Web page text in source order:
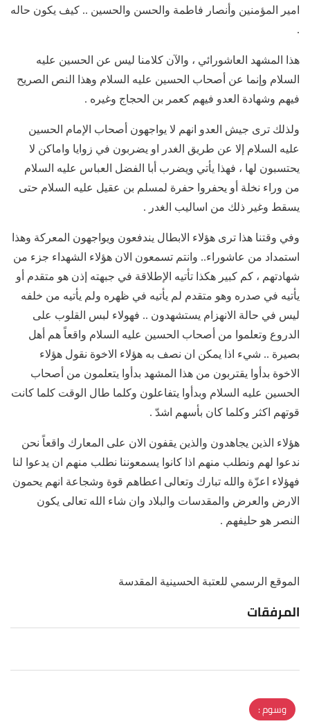
امير المؤمنين وأنصار فاطمة والحسن والحسين .. كيف يكون حاله
.
هذا المشهد العاشورائي ، والآن كلامنا ليس عن الحسين عليه
السلام وإنما عن أصحاب الحسين عليه السلام وهذا النص الصريح
فيهم وشهادة العدو فيهم كعمر بن الحجاج وغيره .
ولذلك ترى جيش العدو انهم لا يواجهون أصحاب الإمام الحسين
عليه السلام إلا عن طريق الغدر او يضربون في زوايا واماكن لا
يحتسبون لها ، فهذا يأتي ويضرب أبا الفضل العباس عليه السلام
من وراء نخلة أو يحفروا حفرة لمسلم بن عقيل عليه السلام حتى
يسقط وغير ذلك من اساليب الغدر .
وفي وقتنا هذا ترى هؤلاء الابطال يندفعون ويواجهون المعركة وهذا
استمداد من عاشوراء.. وانتم تسمعون الان هؤلاء الشهداء جزء من
شهادتهم ، كم كبير هكذا تأتيه الإطلاقة في جبهته إذن هو متقدم أو
يأتيه في صدره وهو متقدم لم يأتيه في ظهره ولم يأتيه من خلفه
ليس في حالة الانهزام يستشهدون .. فهولاء لبس القلوب على
الدروع وتعلموا من أصحاب الحسين عليه السلام واقعاً هم أهل
بصيرة .. شيء اذا يمكن ان نصف به هؤلاء الاخوة نقول هؤلاء
الاخوة بدأوا يقتربون من هذا المشهد بدأوا يتعلمون من أصحاب
الحسين عليه السلام وبدأوا يتفاعلون وكلما طال الوقت كلما كانت
قوتهم اكثر وكلما كان بأسهم اشدّ .
هؤلاء الذين يجاهدون والذين يقفون الان على المعارك واقعاً نحن
ندعوا لهم ونطلب منهم اذا كانوا يسمعوننا نطلب منهم ان يدعوا لنا
فهؤلاء اعزّة والله تبارك وتعالى اعطاهم قوة وشجاعة انهم يحمون
الارض والعرض والمقدسات والبلاد وان شاء الله تعالى يكون
النصر هو حليفهم .
الموقع الرسمي للعتبة الحسينية المقدسة
المرفقات
وسوم :